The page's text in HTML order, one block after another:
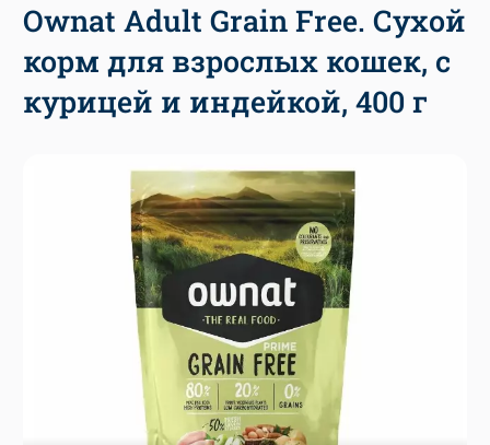
Ownat Adult Grain Free. Сухой
корм для взрослых кошек, с
курицей и индейкой, 400 г